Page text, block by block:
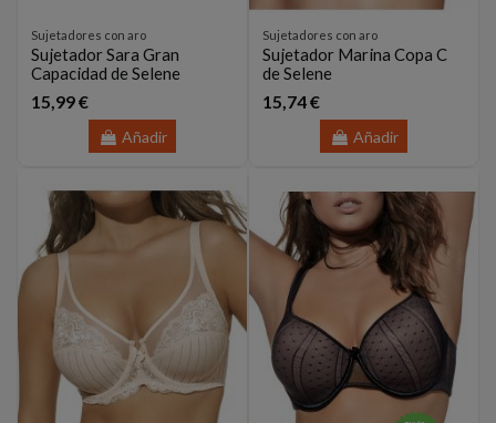
Sujetadores con aro
Sujetador Sara Gran
Capacidad de Selene
15,99 €
Añadir
Sujetadores con aro
Sujetador Marina Copa C
de Selene
15,74 €
Añadir